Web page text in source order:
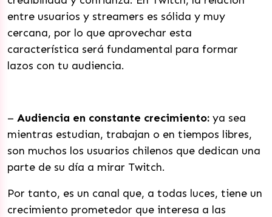
entre usuarios y streamers es sólida y muy
cercana, por lo que aprovechar esta
característica será fundamental para formar
lazos con tu audiencia.
– Audiencia en constante crecimiento: ya sea
mientras estudian, trabajan o en tiempos libres,
son muchos los usuarios chilenos que dedican una
parte de su día a mirar Twitch.
Por tanto, es un canal que, a todas luces, tiene un
crecimiento prometedor que interesa a las